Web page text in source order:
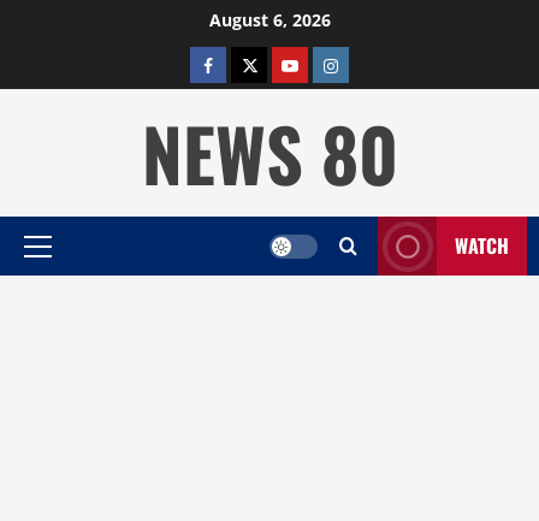
August 6, 2026
facebooktwitterYOUTUBE
instagram
NEWS 80
Primary
WATCH